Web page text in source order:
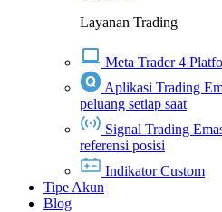
Layanan Trading
Meta Trader 4
Aplikasi Trading
peluang setiap saat
Signal Trading
referensi posisi
Indikator Custom
Tipe Akun
Blog